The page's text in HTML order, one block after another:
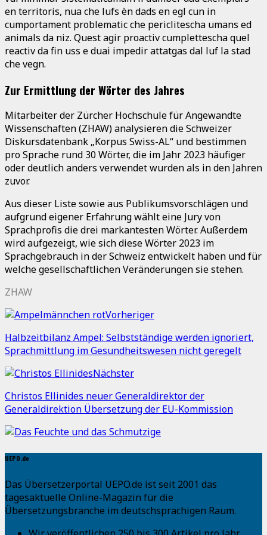
en territoris, nua che lufs èn dads en egl cun in
cumportament problematic che periclitescha umans ed
animals da niz. Quest agir proactiv cumplettescha quel
reactiv da fin uss e duai impedir attatgas dal luf la stad
che vegn.
Zur Ermittlung der Wörter des Jahres
Mitarbeiter der Zürcher Hochschule für Angewandte
Wissenschaften (ZHAW) analysieren die Schweizer
Diskursdatenbank „Korpus Swiss-AL“ und bestimmen
pro Sprache rund 30 Wörter, die im Jahr 2023 häufiger
oder deutlich anders verwendet wurden als in den Jahren
zuvor.
Aus dieser Liste sowie aus Publikumsvorschlägen und
aufgrund eigener Erfahrung wählt eine Jury von
Sprachprofis die drei markantesten Wörter. Außerdem
wird aufgezeigt, wie sich diese Wörter 2023 im
Sprachgebrauch in der Schweiz entwickelt haben und für
welche gesellschaftlichen Veränderungen sie stehen.
ZHAW
Vorheriger
Halbzeitbilanz Ampel: Selbstständige werden ignoriert,
Sprachmittlung im Gesundheitswesen nicht geregelt
Nächster
Christos Ellinides neuer Generaldirektor der
Generaldirektion Übersetzung der EU-Kommission
UEPO.de
Das Übersetzerportal UEPO.de ist seit 2001 das
tagesaktuelle Online-Magazin für die
Übersetzungsbranche im deutschsprachigen Raum.